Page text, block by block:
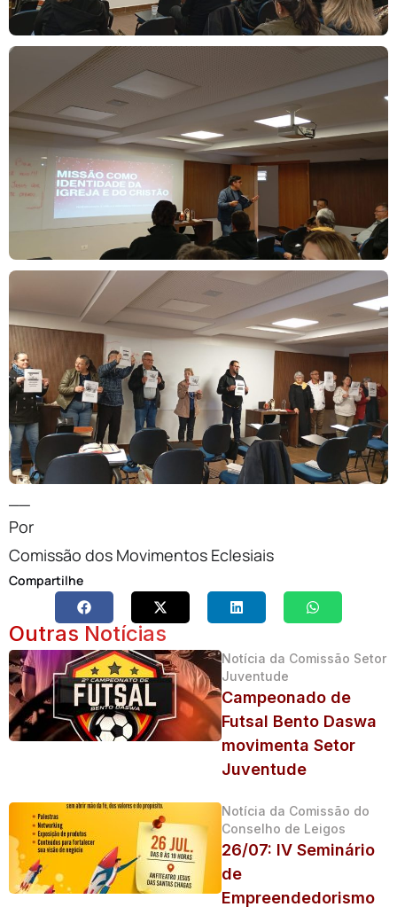
Por
Comissão dos Movimentos Eclesiais
Compartilhe
Outras Notícias
Notícia da Comissão Setor
Juventude
Campeonado de
Futsal Bento Daswa
movimenta Setor
Juventude
Notícia da Comissão do
Conselho de Leigos
26/07: IV Seminário
de
Empreendedorismo